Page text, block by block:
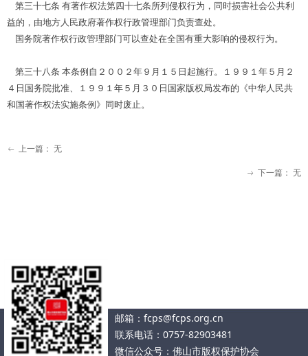
第三十七条 有著作权法第四十七条所列侵权行为，同时损害社会公共利
益的，由地方人民政府著作权行政管理部门负责查处。
国务院著作权行政管理部门可以查处在全国有重大影响的侵权行为。
第三十八条 本条例自２００２年９月１５日起施行。１９９１年５月２
４日国务院批准、１９９１年５月３０日国家版权局发布的《中华人民共
和国著作权法实施条例》同时废止。
ꂃ 上一篇： 无
ꁹ 下一篇： 无
邮箱：fcps@fcps.org.cn
联系电话：0757-82903481
微信公众号：佛山市版权保护协会